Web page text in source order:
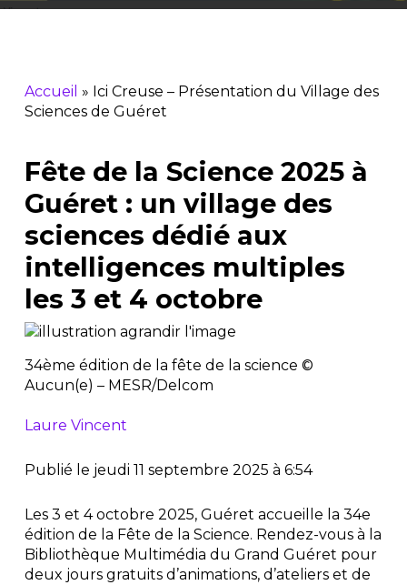
Accueil » Ici Creuse – Présentation du Village des
Sciences de Guéret
Fête de la Science 2025 à
Guéret : un village des
sciences dédié aux
intelligences multiples
les 3 et 4 octobre
34ème édition de la fête de la science ©
Aucun(e) – MESR/Delcom
Laure Vincent
Publié le jeudi 11 septembre 2025 à 6:54
Les 3 et 4 octobre 2025, Guéret accueille la 34e
édition de la Fête de la Science. Rendez-vous à la
Bibliothèque Multimédia du Grand Guéret pour
deux jours gratuits d’animations, d’ateliers et de